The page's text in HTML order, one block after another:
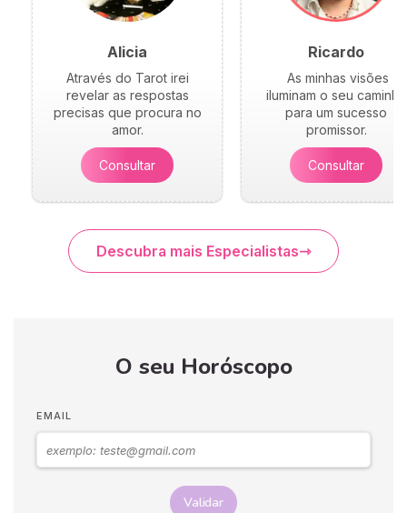
Alicia
Através do Tarot irei
revelar as respostas
precisas que procura no
amor.
Consultar
Ricardo
As minhas visões
iluminam o seu caminho
para um sucesso
promissor.
Consultar
Descubra mais Especialistas
O seu Horóscopo
EMAIL
Validar